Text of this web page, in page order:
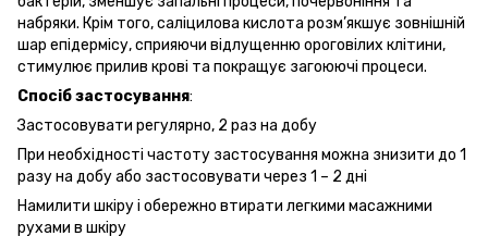
набряки. Крім того, саліцилова кислота розм’якшує зовнішній
шар епідермісу, сприяючи відлущенню ороговілих клітини,
стимулює прилив крові та покращує загоюючі процеси.
Спосібзастосування:
Застосовувати регулярно, 2 раз на добу
При необхідності частоту застосування можна знизити до 1
разу на добу або застосовувати через 1 – 2 дні
Намилити шкіру і обережно втирати легкими масажними
рухами в шкіру